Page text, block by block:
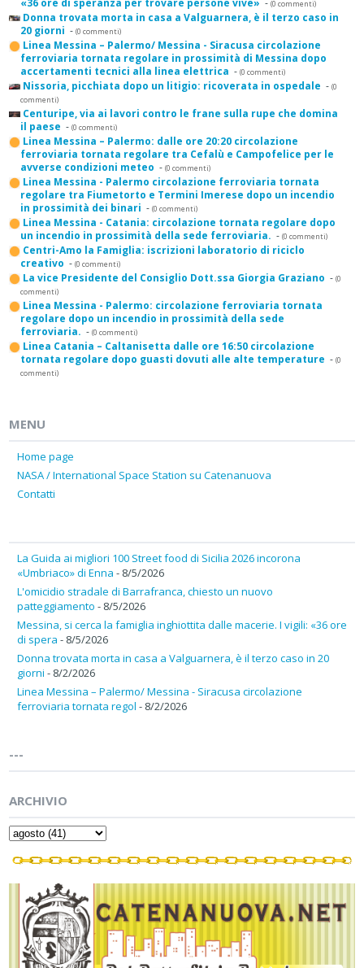
«36 ore di speranza per trovare persone vive» - (0 commenti)
Donna trovata morta in casa a Valguarnera, è il terzo caso in
20 giorni - (0 commenti)
Linea Messina – Palermo/ Messina - Siracusa circolazione
ferroviaria tornata regolare in prossimità di Messina dopo
accertamenti tecnici alla linea elettrica - (0 commenti)
Nissoria, picchiata dopo un litigio: ricoverata in ospedale - (0
commenti)
Centuripe, via ai lavori contro le frane sulla rupe che domina
il paese - (0 commenti)
Linea Messina – Palermo: dalle ore 20:20 circolazione
ferroviaria tornata regolare tra Cefalù e Campofelice per le
avverse condizioni meteo - (0 commenti)
Linea Messina - Palermo circolazione ferroviaria tornata
regolare tra Fiumetorto e Termini Imerese dopo un incendio
in prossimità dei binari - (0 commenti)
Linea Messina - Catania: circolazione tornata regolare dopo
un incendio in prossimità della sede ferroviaria. - (0 commenti)
Centri-Amo la Famiglia: iscrizioni laboratorio di riciclo
creativo - (0 commenti)
La vice Presidente del Consiglio Dott.ssa Giorgia Graziano - (0
commenti)
Linea Messina - Palermo: circolazione ferroviaria tornata
regolare dopo un incendio in prossimità della sede
ferroviaria. - (0 commenti)
Linea Catania – Caltanisetta dalle ore 16:50 circolazione
tornata regolare dopo guasti dovuti alle alte temperature - (0
commenti)
MENU
Home page
NASA / International Space Station su Catenanuova
Contatti
La Guida ai migliori 100 Street food di Sicilia 2026 incorona
«Umbriaco» di Enna - 8/5/2026
L'omicidio stradale di Barrafranca, chiesto un nuovo
patteggiamento - 8/5/2026
Messina, si cerca la famiglia inghiottita dalle macerie. I vigili: «36 ore
di spera - 8/5/2026
Donna trovata morta in casa a Valguarnera, è il terzo caso in 20
giorni - 8/2/2026
Linea Messina – Palermo/ Messina - Siracusa circolazione
ferroviaria tornata regol - 8/2/2026
---
ARCHIVIO